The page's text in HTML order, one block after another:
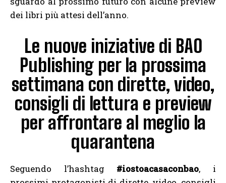
dei libri più attesi dell’anno.
Le nuove iniziative di BAO
Publishing per la prossima
settimana con dirette, video,
consigli di lettura e preview
per affrontare al meglio la
quarantena
Seguendo l’hashtag #iostoacasaconbao, i